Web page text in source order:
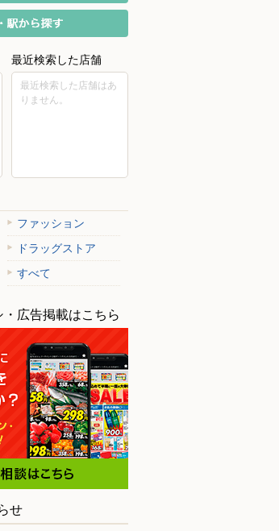
最近検索した店舗
最近検索した店舗はあ
りません。
ファッション
ドラッグストア
すべて
広告掲載はこちら
せ